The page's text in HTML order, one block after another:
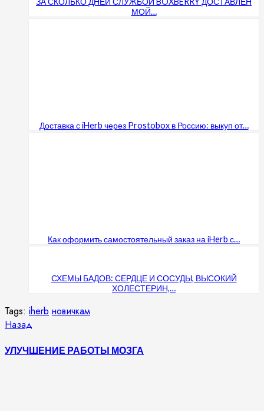
МОЙ…
Доставка с iHerb через Prostobox в Россию: выкуп от…
Как оформить самостоятельный заказ на iHerb с…
СХЕМЫ БАДОВ: СЕРДЦЕ И СОСУДЫ, ВЫСОКИЙ
ХОЛЕСТЕРИН,…
Tags: iherb новичкам
Продолжить
чтение
Назад
УЛУЧШЕНИЕ РАБОТЫ МОЗГА